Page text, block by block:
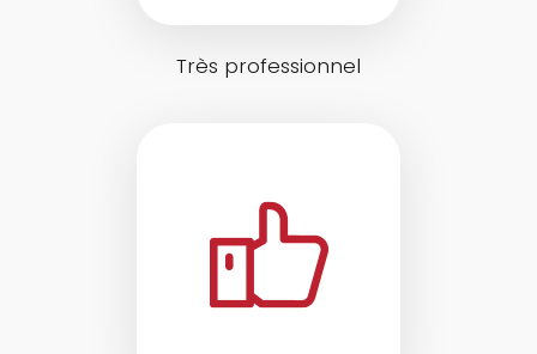
Très professionnel